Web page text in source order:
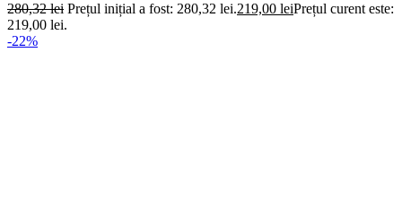
280,32lei Prețul inițial a fost: 280,32 lei.219,00 leiPrețul curent este:
219,00 lei.
-22%